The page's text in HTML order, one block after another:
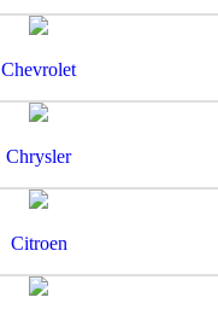
Chevrolet
Chrysler
Citroen